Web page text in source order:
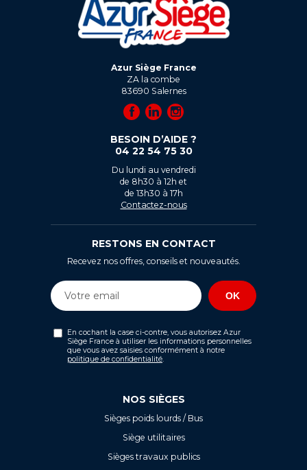
Azur Siège France
ZA la combe
83690 Salernes
BESOIN D’AIDE ?
04 22 54 75 30
Du lundi au vendredi
de 8h30 à 12h et
de 13h30 à 17h
Contactez-nous
RESTONS EN CONTACT
Recevez nos offres, conseils et nouveautés.
En cochant la case ci-contre, vous autorisez Azur
Siège France à utiliser les informations personnelles
que vous avez saisies conformément à notre
politique de confidentialité.
NOS SIÈGES
Sièges poids lourds / Bus
Siège utilitaires
Sièges travaux publics